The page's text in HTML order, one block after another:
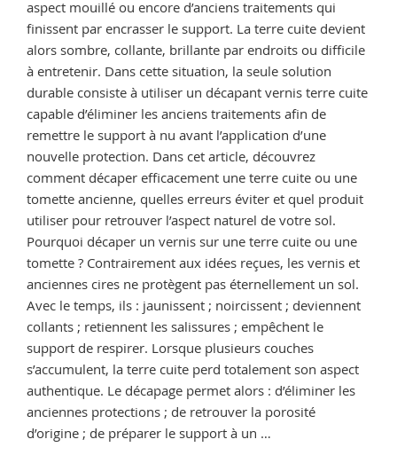
aspect mouillé ou encore d’anciens traitements qui
finissent par encrasser le support. La terre cuite devient
alors sombre, collante, brillante par endroits ou difficile
à entretenir. Dans cette situation, la seule solution
durable consiste à utiliser un décapant vernis terre cuite
capable d’éliminer les anciens traitements afin de
remettre le support à nu avant l’application d’une
nouvelle protection. Dans cet article, découvrez
comment décaper efficacement une terre cuite ou une
tomette ancienne, quelles erreurs éviter et quel produit
utiliser pour retrouver l’aspect naturel de votre sol.
Pourquoi décaper un vernis sur une terre cuite ou une
tomette ? Contrairement aux idées reçues, les vernis et
anciennes cires ne protègent pas éternellement un sol.
Avec le temps, ils : jaunissent ; noircissent ; deviennent
collants ; retiennent les salissures ; empêchent le
support de respirer. Lorsque plusieurs couches
s’accumulent, la terre cuite perd totalement son aspect
authentique. Le décapage permet alors : d’éliminer les
anciennes protections ; de retrouver la porosité
d’origine ; de préparer le support à un …